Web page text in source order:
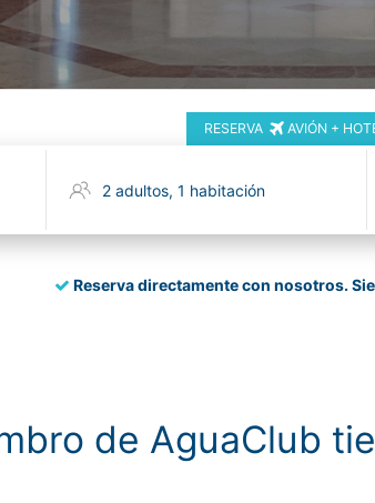
RESERVA AVIÓN +
Reserva directamente con nosotros.
de AguaClub